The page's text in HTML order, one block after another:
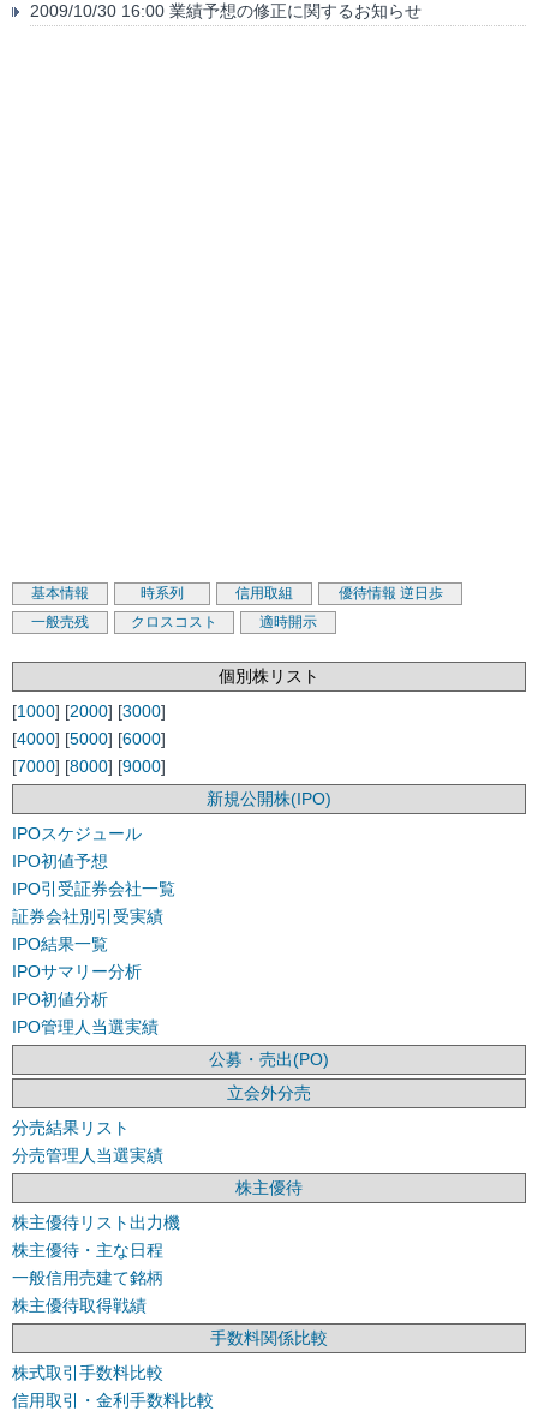
2009/10/30 16:00 業績予想の修正に関するお知らせ
基本情報 時系列 信用取組 優待情報 逆日歩
一般売残
クロスコスト 適時開示
個別株リスト
[1000] [2000] [3000]
[4000] [5000] [6000]
[7000] [8000] [9000]
新規公開株(IPO)
IPOスケジュール
IPO初値予想
IPO引受証券会社一覧
証券会社別引受実績
IPO結果一覧
IPOサマリー分析
IPO初値分析
IPO管理人当選実績
公募・売出(PO)
立会外分売
分売結果リスト
分売管理人当選実績
株主優待
株主優待リスト出力機
株主優待・主な日程
一般信用売建て銘柄
株主優待取得戦績
手数料関係比較
株式取引手数料比較
信用取引・金利手数料比較